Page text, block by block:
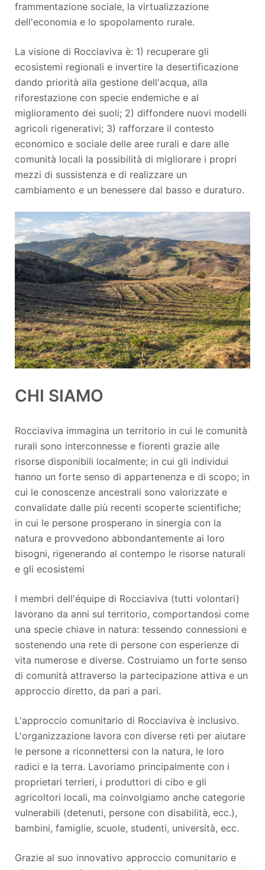
frammentazione sociale, la virtualizzazione
dell'economia e lo spopolamento rurale.
La visione di Rocciaviva è: 1) recuperare gli
ecosistemi regionali e invertire la desertificazione
dando priorità alla gestione dell'acqua, alla
riforestazione con specie endemiche e al
miglioramento dei suoli; 2) diffondere nuovi modelli
agricoli rigenerativi; 3) rafforzare il contesto
economico e sociale delle aree rurali e dare alle
comunità locali la possibilità di migliorare i propri
mezzi di sussistenza e di realizzare un
cambiamento e un benessere dal basso e duraturo.
CHI SIAMO
Rocciaviva immagina un territorio in cui le comunità
rurali sono interconnesse e fiorenti grazie alle
risorse disponibili localmente; in cui gli individui
hanno un forte senso di appartenenza e di scopo; in
cui le conoscenze ancestrali sono valorizzate e
convalidate dalle più recenti scoperte scientifiche;
in cui le persone prosperano in sinergia con la
natura e provvedono abbondantemente ai loro
bisogni, rigenerando al contempo le risorse naturali
e gli ecosistemi
I membri dell'équipe di Rocciaviva (tutti volontari)
lavorano da anni sul territorio, comportandosi come
una specie chiave in natura: tessendo connessioni e
sostenendo una rete di persone con esperienze di
vita numerose e diverse. Costruiamo un forte senso
di comunità attraverso la partecipazione attiva e un
approccio diretto, da pari a pari.
L'approccio comunitario di Rocciaviva è inclusivo.
L'organizzazione lavora con diverse reti per aiutare
le persone a riconnettersi con la natura, le loro
radici e la terra. Lavoriamo principalmente con i
proprietari terrieri, i produttori di cibo e gli
agricoltori locali, ma coinvolgiamo anche categorie
vulnerabili (detenuti, persone con disabilità, ecc.),
bambini, famiglie, scuole, studenti, università, ecc.
Grazie al suo innovativo approccio comunitario e